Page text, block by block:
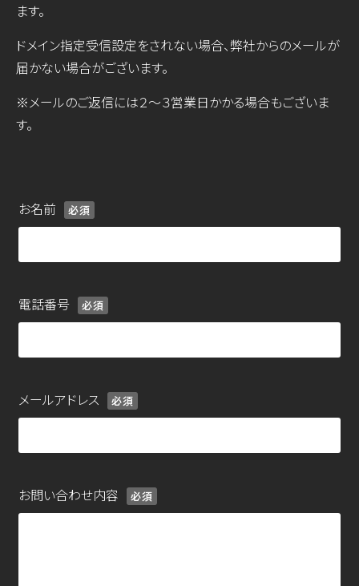
ます。
ドメイン指定受信設定をされない場合、弊社からのメールが
届かない場合がございます。
※メールのご返信には２～３営業日かかる場合もございま
す。
お名前 必須
電話番号 必須
メールアドレス 必須
お問い合わせ内容 必須